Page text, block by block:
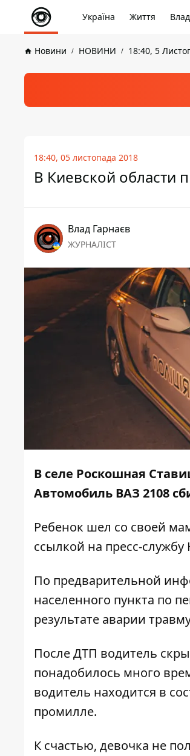
Україна Життя
Новини НОВИНИ 18:40, 5
18:40, 05 листопада 2018
В Киевской области
Влад Гарнаєв
ЖУРНАЛІСТ
В селе Роскошная
Автомобиль ВАЗ 2108
Ребенок шел со своей
ссылкой на пресс-
По предварительной
населенного пункта по
результате аварии
После ДТП водитель
понадобилось много
водитель находится в
промилле.
К счастью, девочка не